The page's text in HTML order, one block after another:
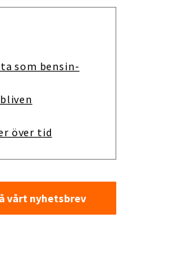
som bensin-
över tid
vårt nyhetsbrev